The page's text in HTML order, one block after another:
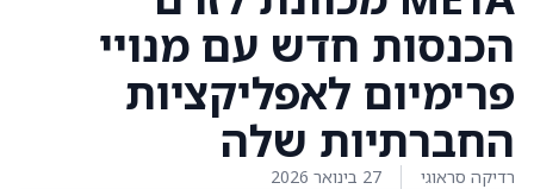
הכנסות חדש עם מנויי
פרימיום לאפליקציות
החברתיות שלה
רדיקה סראוגי 27 בינואר 2026